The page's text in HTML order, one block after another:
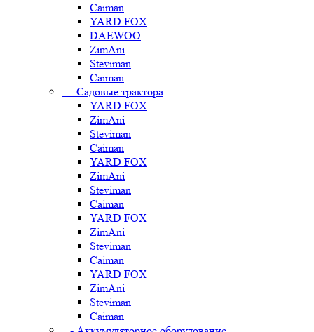
Caiman
YARD FOX
DAEWOO
ZimAni
Steviman
Caiman
- Садовые трактора
YARD FOX
ZimAni
Steviman
Caiman
YARD FOX
ZimAni
Steviman
Caiman
YARD FOX
ZimAni
Steviman
Caiman
YARD FOX
ZimAni
Steviman
Caiman